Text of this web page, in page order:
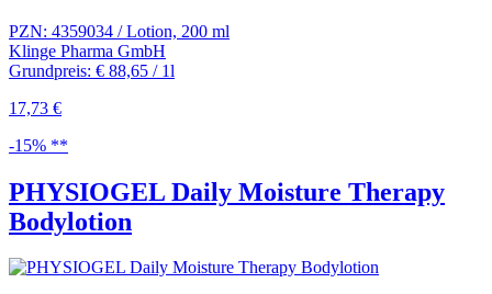
PZN: 4359034 / Lotion, 200 ml
Klinge Pharma GmbH
Grundpreis: € 88,65 / 1l
17,73 €
-15% **
PHYSIOGEL Daily Moisture Therapy
Bodylotion